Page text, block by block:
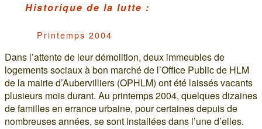
Historique de la lutte :
Printemps 2004
Dans l’attente de leur démolition, deux immeubles de
logements sociaux à bon marché de l’Office Public de HLM
de la mairie d’Aubervilliers (OPHLM) ont été laissés vacants
plusieurs mois durant. Au printemps 2004, quelques dizaines
de familles en errance urbaine, pour certaines depuis de
nombreuses années, se sont installées dans l’une d’elles.